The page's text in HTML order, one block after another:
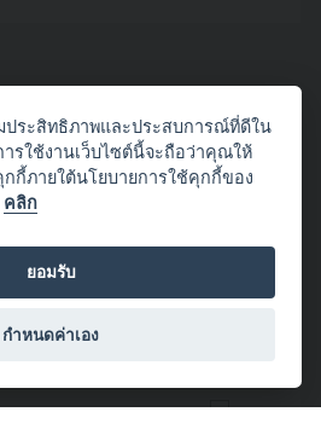
#Action#EOS#Sports
ประสิทธิภาพและประสบการณ์ที่ดีใน
รใช้งานเว็บไซต์นี้จะถือว่าคุณให้
กี้ภายใต้นโยบายการใช้คุกกี้ของ
คลิก
ยอมรับ
กำหนดค่าเอง